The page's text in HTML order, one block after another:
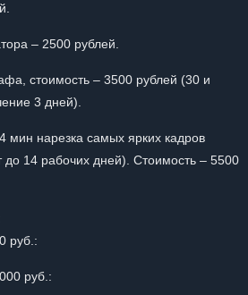
– 2500 рублей.
стоимость – 3500 рублей (30 и
3 дней).
мин нарезка самых ярких кадров
14 рабочих дней). Стоимость – 5500
руб.:
руб.: